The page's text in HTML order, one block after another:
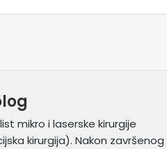
mikro i laserske kirurgije
kirurgija). Nakon završenog